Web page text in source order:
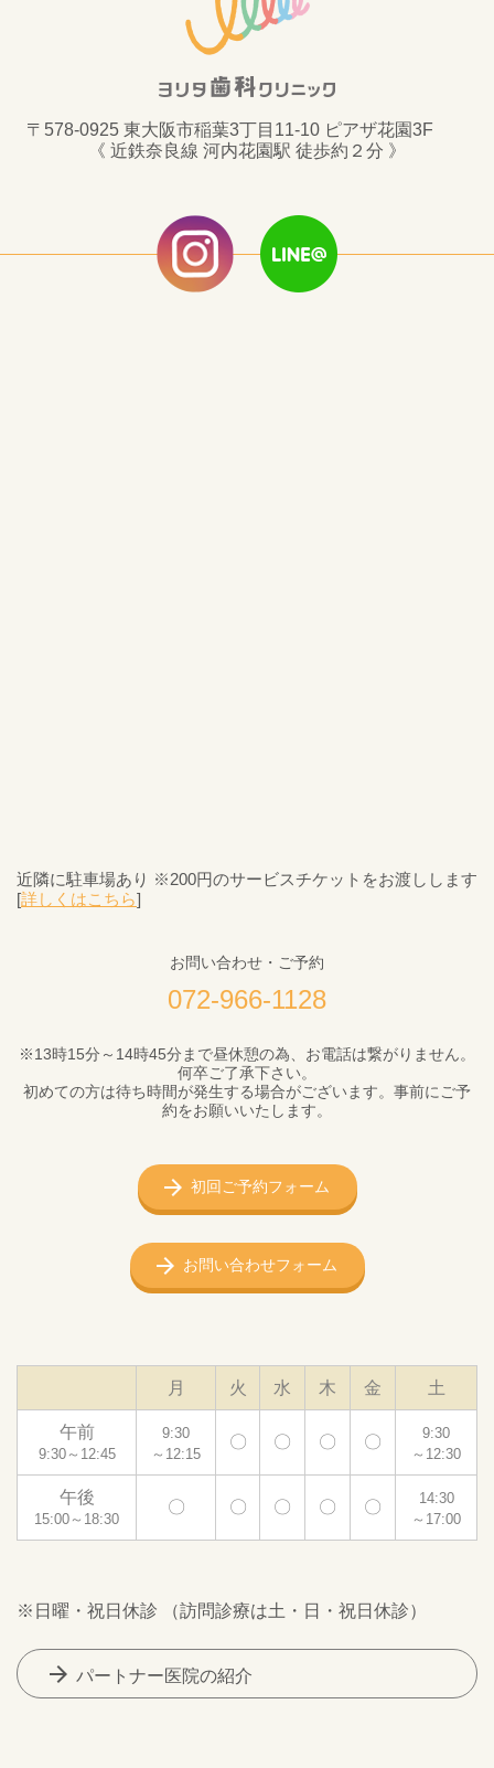
〒578-0925 東大阪市稲葉3丁目11-10 ピアザ花園3F
《 近鉄奈良線 河内花園駅 徒歩約２分 》
近隣に駐車場あり ※200円のサービスチケットをお渡しします
[詳しくはこちら]
お問い合わせ・ご予約
072-966-1128
※13時15分～14時45分まで昼休憩の為、お電話は繋がりません。
何卒ご了承下さい。
初めての方は待ち時間が発生する場合がございます。事前にご予
約をお願いいたします。
初回ご予約フォーム
お問い合わせフォーム
月 火 水 木 金 土
午前
9:30～12:45
9:30
～12:15
〇 〇 〇 〇
9:30
～12:30
午後
15:00～18:30
〇 〇 〇 〇 〇
14:30
～17:00
※日曜・祝日休診 （訪問診療は土・日・祝日休診）
arrow_forward パートナー医院の紹介